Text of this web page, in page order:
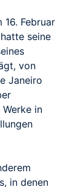
Februar
seine
von
Janeiro
in
in denen